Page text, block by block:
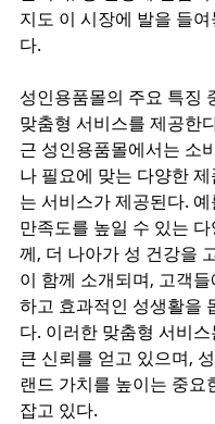
지도 이 시장에 발을 들
다.
성인용품몰의 주요 특징
맞춤형 서비스를 제공한
근 성인용품몰에서는 소
나 필요에 맞는 다양한
는 서비스가 제공된다.
만족도를 높일 수 있는
께, 더 나아가 성 건강을
이 함께 소개되며, 고객
하고 효과적인 성생활을
다. 이러한 맞춤형 서비
큰 신뢰를 얻고 있으며,
랜드 가치를 높이는 중요
잡고 있다.